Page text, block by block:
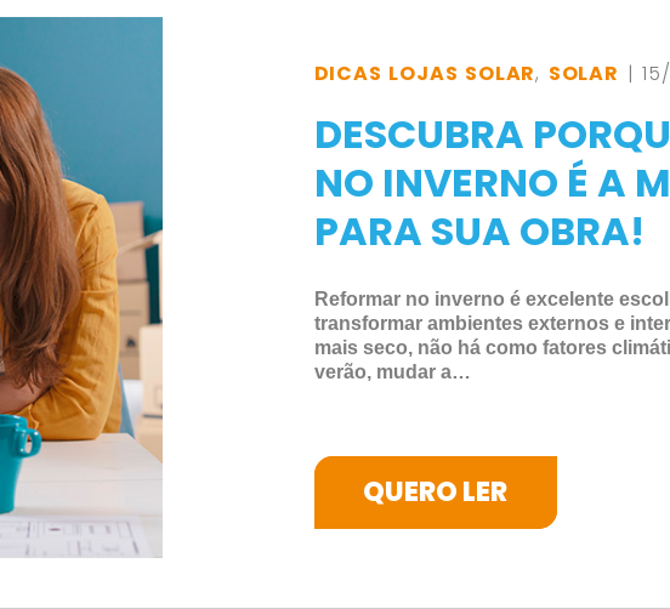
DICAS LOJAS SOLAR, SOLAR |
DESCUBRA
NO INVERNO É A
PARA SUA OBRA!
Reformar no inverno é excelente
transformar ambientes externos e
mais seco, não há como fatores
verão, mudar a…
QUERO LER